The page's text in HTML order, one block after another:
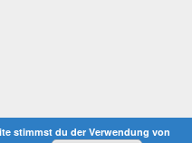
stimmst du der Verwendung von